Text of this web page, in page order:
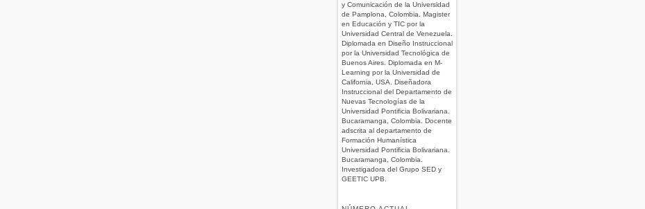
y Comunicación de la Universidad
de Pamplona, Colombia. Magister
en Educación y TIC por la
Universidad Central de Venezuela.
Diplomada en Diseño Instruccional
por la Universidad Tecnológica de
Buenos Aires. Diplomada en M-
Learning por la Universidad de
California, USA. Diseñadora
Instruccional del Departamento de
Nuevas Tecnologías de la
Universidad Pontificia Bolivariana.
Bucaramanga, Colombia. Docente
adscrita al departamento de
Formación Humanística
Universidad Pontificia Bolivariana.
Bucaramanga, Colombia.
Investigadora del Grupo SED y
GEETIC UPB.